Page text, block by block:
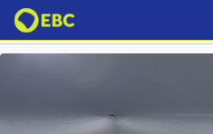
1-978a5723.jpg